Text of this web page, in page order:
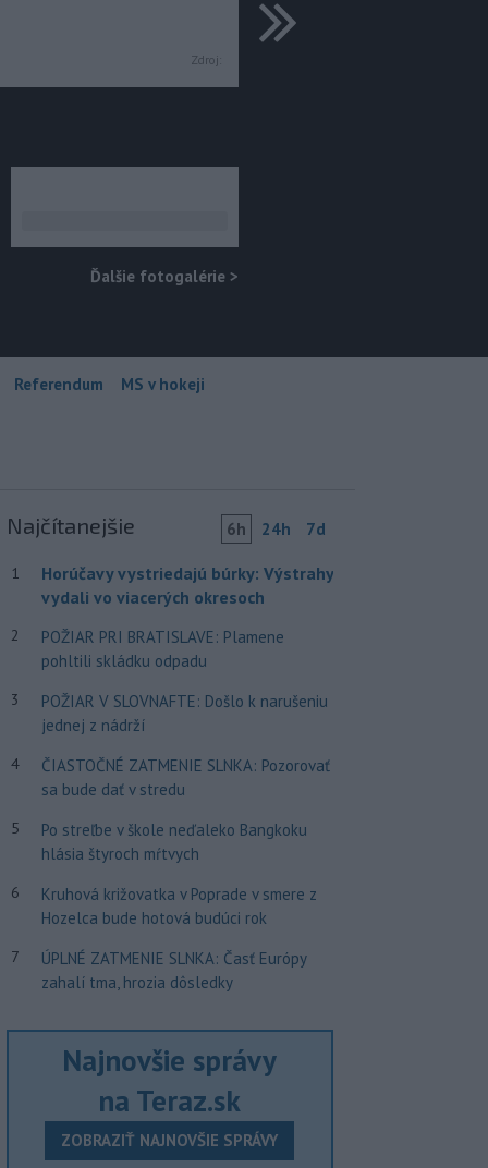
Zdroj:
Ďalšie fotogalérie >
Referendum MS v hokeji
Najčítanejšie 6h 24h 7d
1
Horúčavy vystriedajú búrky: Výstrahy
vydali vo viacerých okresoch
2
POŽIAR PRI BRATISLAVE: Plamene
pohltili skládku odpadu
3
POŽIAR V SLOVNAFTE: Došlo k narušeniu
jednej z nádrží
4
ČIASTOČNÉ ZATMENIE SLNKA: Pozorovať
sa bude dať v stredu
5
Po streľbe v škole neďaleko Bangkoku
hlásia štyroch mŕtvych
6
Kruhová križovatka v Poprade v smere z
Hozelca bude hotová budúci rok
7
ÚPLNÉ ZATMENIE SLNKA: Časť Európy
zahalí tma, hrozia dôsledky
Najnovšie správy
na Teraz.sk
ZOBRAZIŤ NAJNOVŠIE SPRÁVY